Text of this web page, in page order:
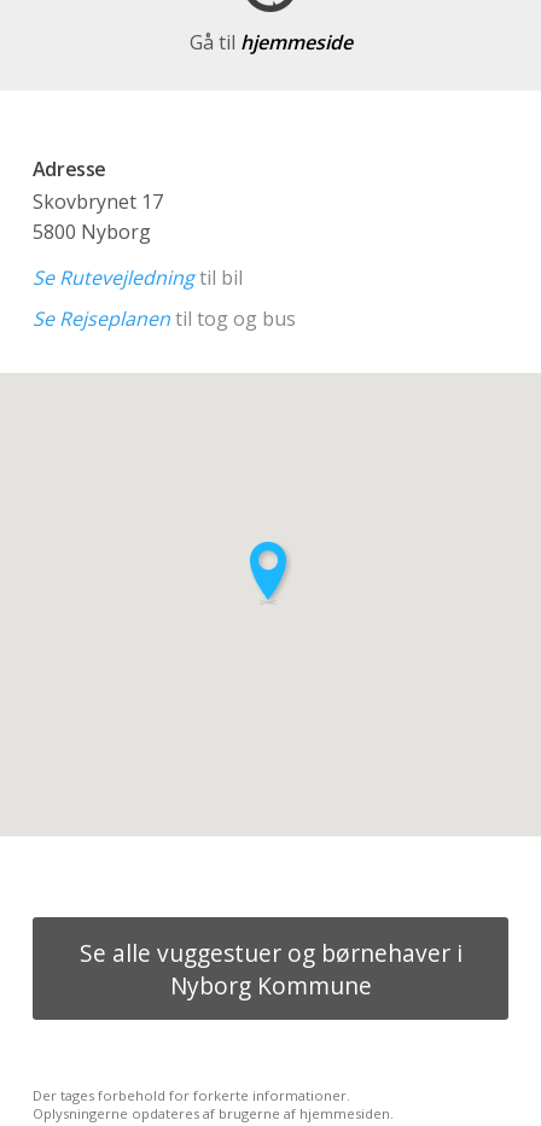
Gå til hjemmeside
Adresse
Skovbrynet 17
5800 Nyborg
Se Rutevejledningtil bil
Se Rejseplanentil tog og bus
Se alle vuggestuer og børnehaver i
Nyborg Kommune
Der tages forbehold for forkerte informationer.
Oplysningerne opdateres af brugerne af hjemmesiden.